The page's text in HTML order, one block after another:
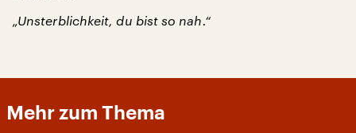
„Unsterblichkeit, du bist so nah.“
Mehr zum Thema